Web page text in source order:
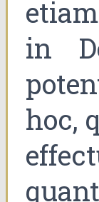
in
hoc,